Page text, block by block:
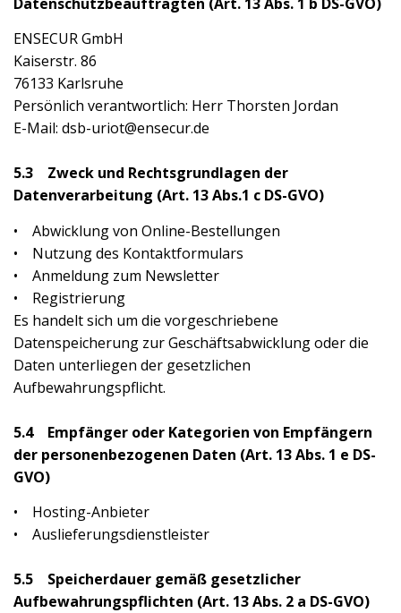
ENSECUR GmbH
Kaiserstr. 86
76133 Karlsruhe
Persönlich verantwortlich: Herr Thorsten Jordan
E-Mail: dsb-uriot@ensecur.de
5.3 Zweck und Rechtsgrundlagen der
Datenverarbeitung (Art. 13 Abs.1 c DS-GVO)
• Abwicklung von Online-Bestellungen
• Nutzung des Kontaktformulars
• Anmeldung zum Newsletter
• Registrierung
Es handelt sich um die vorgeschriebene
Datenspeicherung zur Geschäftsabwicklung oder die
Daten unterliegen der gesetzlichen
Aufbewahrungspflicht.
5.4 Empfänger oder Kategorien von Empfängern
der personenbezogenen Daten (Art. 13 Abs. 1 e DS-
GVO)
• Hosting-Anbieter
• Auslieferungsdienstleister
5.5 Speicherdauer gemäß gesetzlicher
Aufbewahrungspflichten (Art. 13 Abs. 2 a DS-GVO)